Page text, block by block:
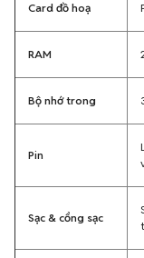
Card đồ hoạ
RAM
Bộ nhớ trong
Pin
Sạc & cổng sạc